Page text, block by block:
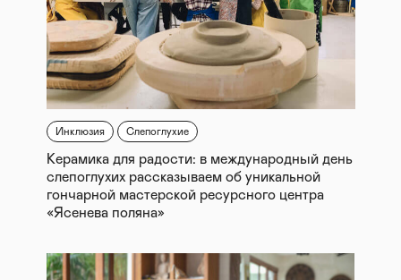
Инклюзия Слепоглухие
Керамика для радости: в международный день
слепоглухих рассказываем об уникальной
гончарной мастерской ресурсного центра
«Ясенева поляна»